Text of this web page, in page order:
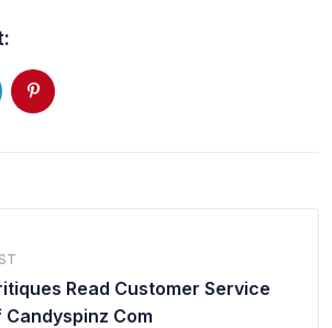
Read Customer Service
Com